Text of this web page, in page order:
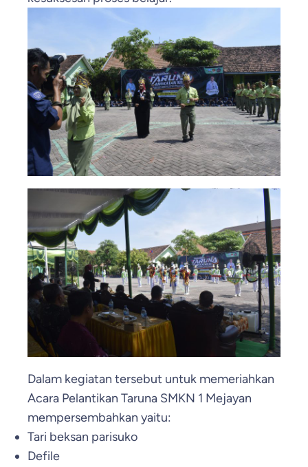
Dalam kegiatan tersebut untuk memeriahkan
Acara Pelantikan Taruna SMKN 1 Mejayan
mempersembahkan yaitu:
Tari beksan parisuko
Defile